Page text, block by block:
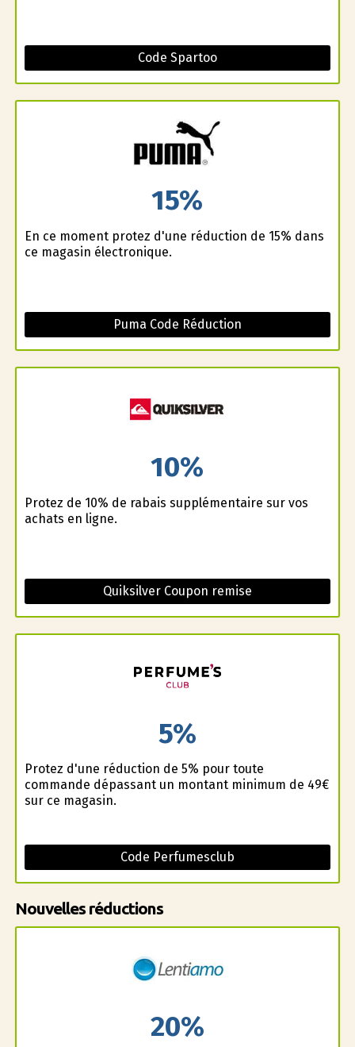
Code Spartoo
15%
En ce moment profitez d'une réduction de 15% dans
ce magasin électronique.
Puma Code Réduction
10%
Profitez de 10% de rabais supplémentaire sur vos
achats en ligne.
Quiksilver Coupon remise
5%
Profitez d'une réduction de 5% pour toute
commande dépassant un montant minimum de 49€
sur ce magasin.
Code Perfumesclub
Nouvelles réductions
20%